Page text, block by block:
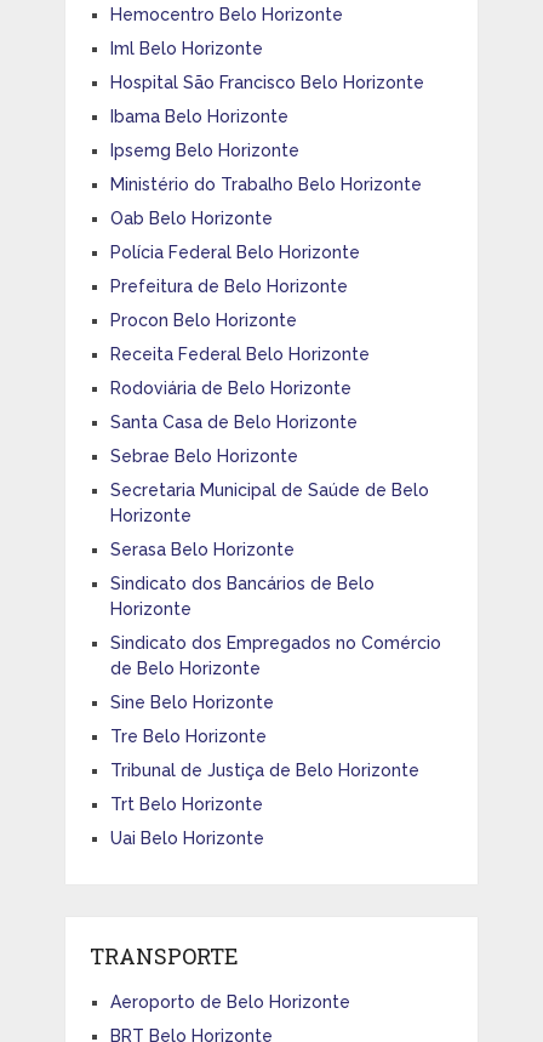
Hemocentro Belo Horizonte
Iml Belo Horizonte
Hospital São Francisco Belo Horizonte
Ibama Belo Horizonte
Ipsemg Belo Horizonte
Ministério do Trabalho Belo Horizonte
Oab Belo Horizonte
Polícia Federal Belo Horizonte
Prefeitura de Belo Horizonte
Procon Belo Horizonte
Receita Federal Belo Horizonte
Rodoviária de Belo Horizonte
Santa Casa de Belo Horizonte
Sebrae Belo Horizonte
Secretaria Municipal de Saúde de Belo
Horizonte
Serasa Belo Horizonte
Sindicato dos Bancários de Belo
Horizonte
Sindicato dos Empregados no Comércio
de Belo Horizonte
Sine Belo Horizonte
Tre Belo Horizonte
Tribunal de Justiça de Belo Horizonte
Trt Belo Horizonte
Uai Belo Horizonte
TRANSPORTE
Aeroporto de Belo Horizonte
BRT Belo Horizonte